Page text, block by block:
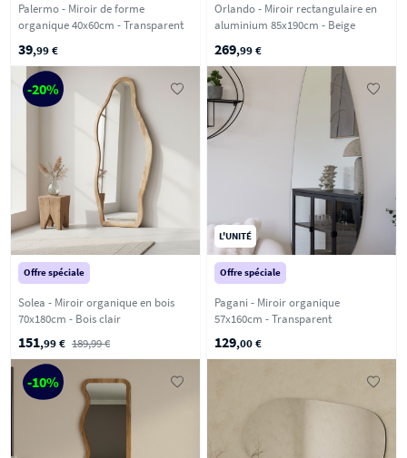
Palermo - Miroir de forme
organique 40x60cm - Transparent
39,99 €
Orlando - Miroir rectangulaire en
aluminium 85x190cm - Beige
269,99 €
-20%
Offre spéciale
Solea - Miroir organique en bois
70x180cm - Bois clair
151,99 € 189,99 €
L'UNITÉ
Offre spéciale
Pagani - Miroir organique
57x160cm - Transparent
129,00 €
-10%